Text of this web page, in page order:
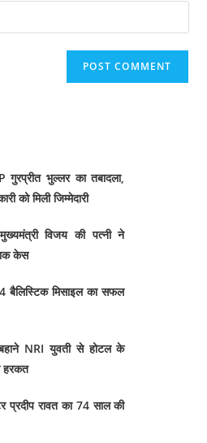
भुल्लर का तबादला,
को मिली जिम्मेदारी
विजय की पत्नी ने
केस
बैलिस्टिक मिसाइल का सफल
NRI युवती से होटल के
हरकत
प्रदीप रावत का 74 साल की